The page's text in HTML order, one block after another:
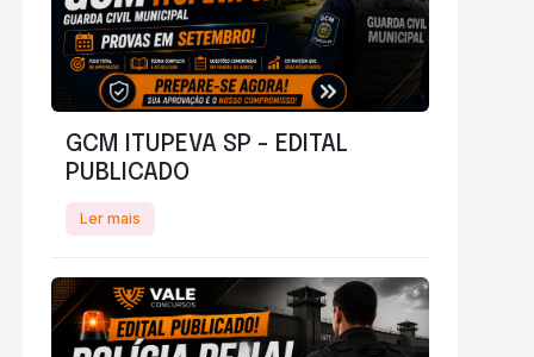
GCM ITUPEVA SP - EDITAL
PUBLICADO
Ler mais